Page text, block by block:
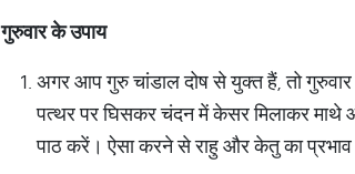
गुरुवार के उपाय
अगर आप गुरु चांडाल दोष से युक्त हैं, तो
पत्थर पर घिसकर चंदन में केसर मिलाकर माथे
पाठ करें। ऐसा करने से राहु और केतु का प्रभाव